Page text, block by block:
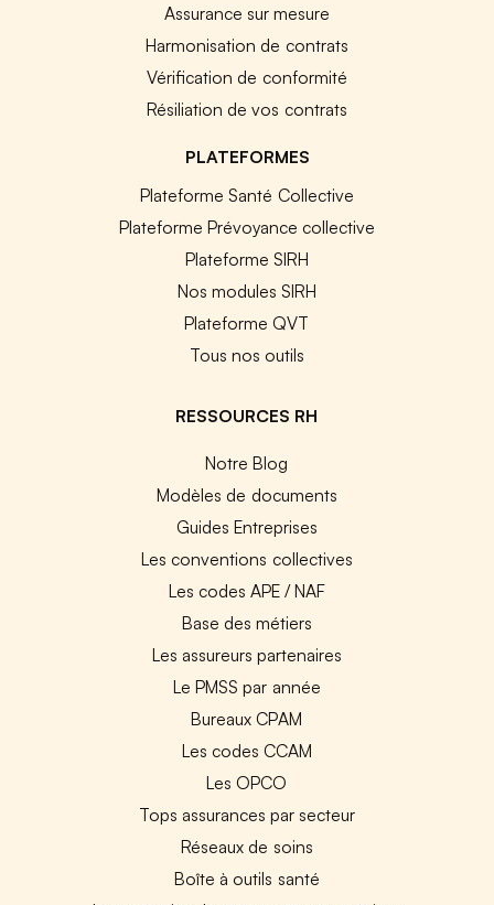
Assurance sur mesure
Harmonisation de contrats
Vérification de conformité
Résiliation de vos contrats
PLATEFORMES
Plateforme Santé Collective
Plateforme Prévoyance collective
Plateforme SIRH
Nos modules SIRH
Plateforme QVT
Tous nos outils
RESSOURCES RH
Notre Blog
Modèles de documents
Guides Entreprises
Les conventions collectives
Les codes APE / NAF
Base des métiers
Les assureurs partenaires
Le PMSS par année
Bureaux CPAM
Les codes CCAM
Les OPCO
Tops assurances par secteur
Réseaux de soins
Boîte à outils santé